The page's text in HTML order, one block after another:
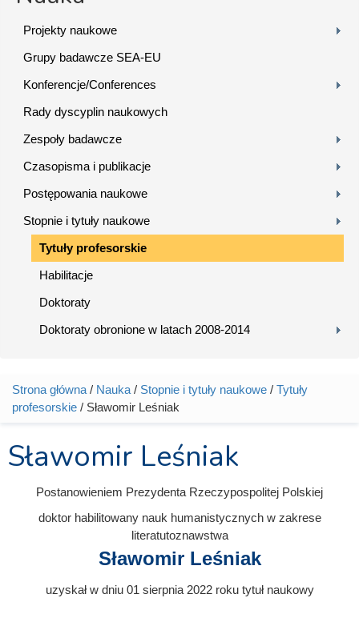
Projekty naukowe
Grupy badawcze SEA-EU
Konferencje/Conferences
Rady dyscyplin naukowych
Zespoły badawcze
Czasopisma i publikacje
Postępowania naukowe
Stopnie i tytuły naukowe
Tytuły profesorskie
Habilitacje
Doktoraty
Doktoraty obronione w latach 2008-2014
Jesteś tutaj
Strona główna / Nauka / Stopnie i tytuły naukowe / Tytuły
profesorskie / Sławomir Leśniak
Sławomir Leśniak
Postanowieniem Prezydenta Rzeczypospolitej Polskiej
doktor habilitowany nauk humanistycznych w zakrese
literatutoznawstwa
Sławomir Leśniak
uzyskał w dniu 01 sierpnia 2022 roku tytuł naukowy